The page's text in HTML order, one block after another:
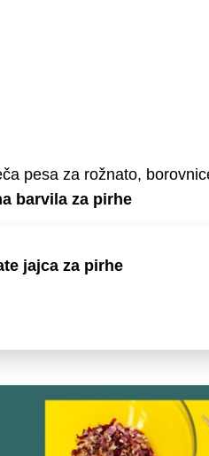
pesa za rožnato,
barvila za pirhe
jajca za pirhe